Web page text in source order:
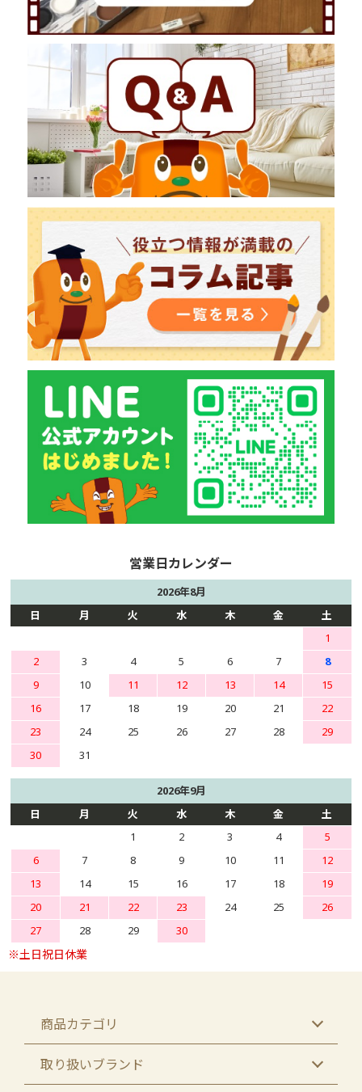
2026年8月
日
月 火 水 木 金
土
1
2
3 4 5 6 7
8
9
10 11 12 13 14
15
16
17 18 19 20 21
22
23
24 25 26 27 28
29
30
31
2026年9月
日
月 火 水 木 金
土
1
2 3 4
5
6
7 8 9 10 11
12
13
14 15 16 17 18
19
20
21 22 23 24 25
26
27
28 29 30
商品カテゴリ
取り扱いブランド